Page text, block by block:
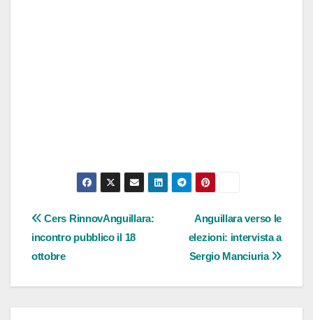
Navigazione
articoli
Anguillara verso le
elezioni: intervista a
Sergio Manciuria
Cers RinnovAnguillara:
incontro pubblico il 18
ottobre